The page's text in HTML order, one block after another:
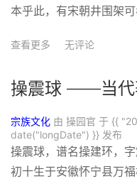
本乎此，有宋朝井围架可
查看更多 无评论
操震球 ——当代
宗族文化 由 操园官 于 {{
date("longDate") }} 发布
操震球，谱名操建环，
初十生于安徽怀宁县万